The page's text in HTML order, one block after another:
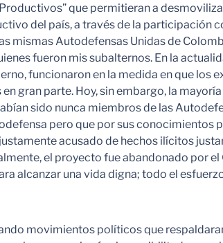
que permitieran a
del país, a través de la participación
mismas Autodefensas Unidas de
fueron mis subalternos. En la
funcionaron en la medida en que los
gran parte. Hoy, sin embargo, la
sido nunca miembros de las
pero que por sus conocimientos
acusado de hechos ilícitos
el proyecto fue abandonado por el
alcanzar una vida digna; todo el
movimientos políticos que